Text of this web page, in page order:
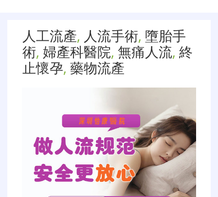
人工流產, 人流手術, 墮胎手
術, 婦產科醫院, 無痛人流, 終
止懷孕, 藥物流產